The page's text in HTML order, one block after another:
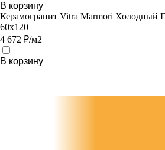
В корзину
Керамогранит Vitra Marmori Холодный
60х120
4 672 ₽/м2
В корзину